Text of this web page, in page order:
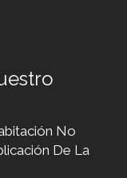
No
De La